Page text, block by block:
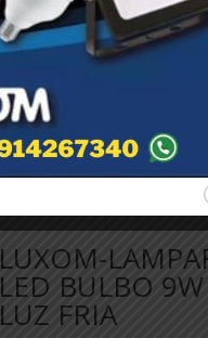
LUXOM-
LED BULBO 9W
LUZ FRIA